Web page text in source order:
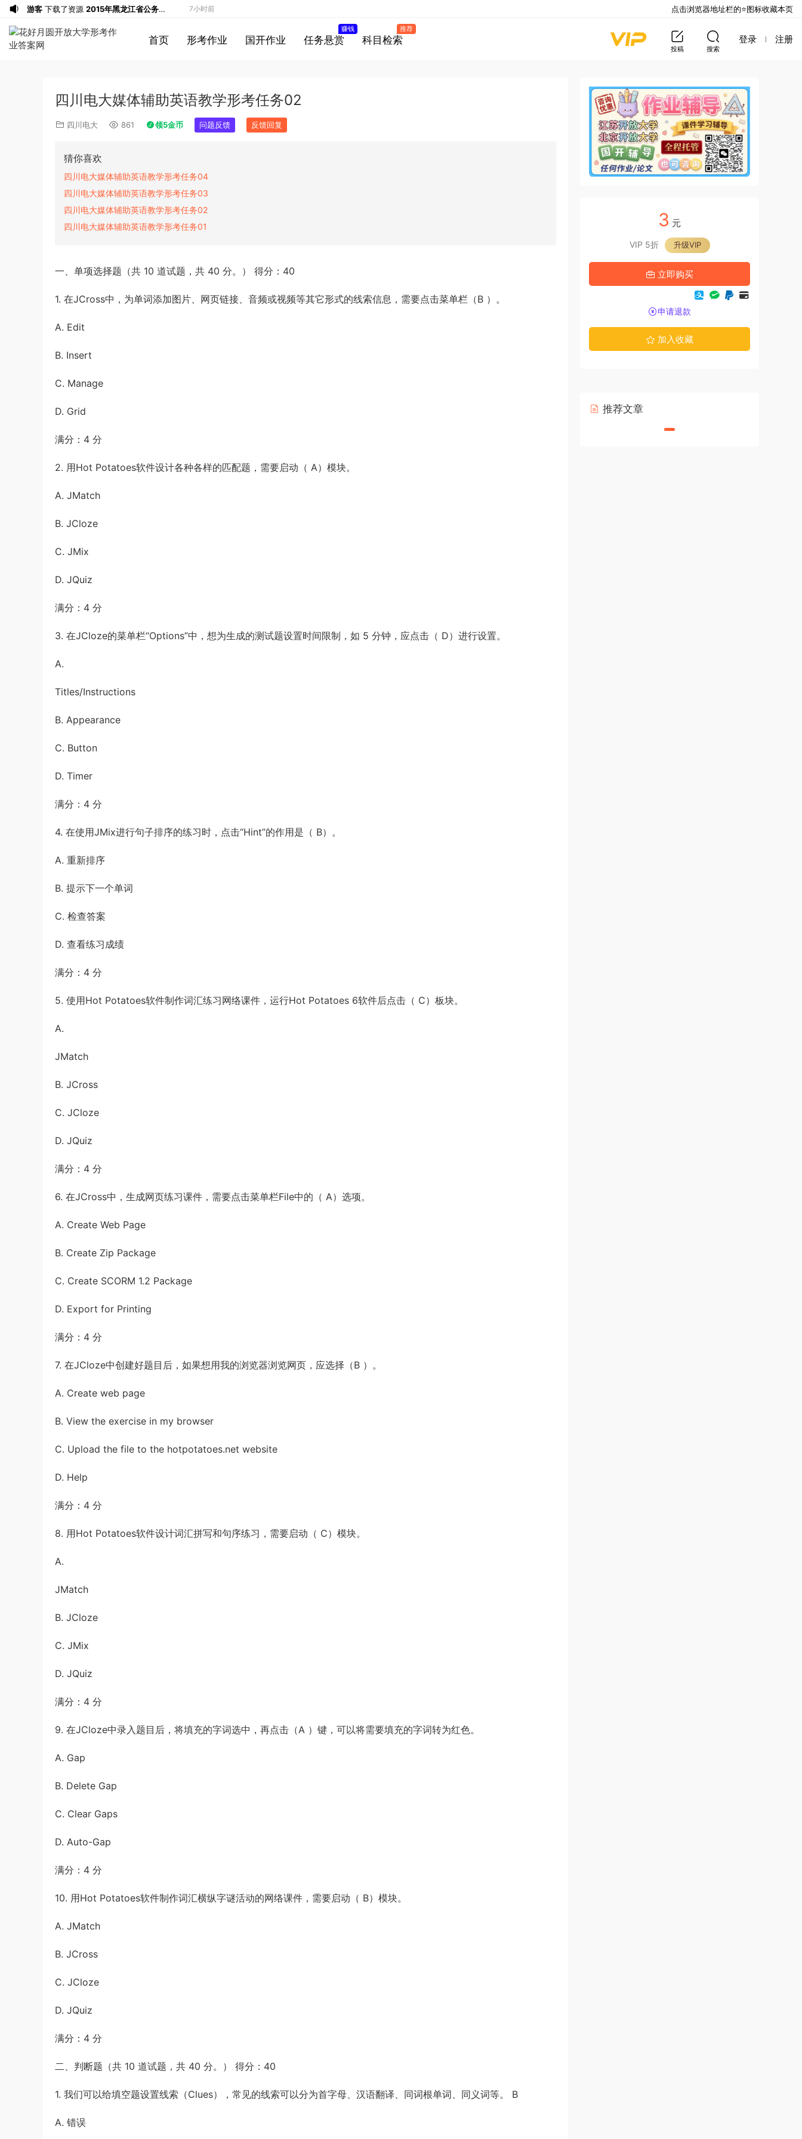
首页 形考作业 国开作业 任务悬赏
赚钱
科目检索
推荐
投稿 搜索
登录 注册
四川电大媒体辅助英语教学形考任务02
四川电大 861 领5金币 问题反馈 反馈回复
猜你喜欢
四川电大媒体辅助英语教学形考任务04
四川电大媒体辅助英语教学形考任务03
四川电大媒体辅助英语教学形考任务02
四川电大媒体辅助英语教学形考任务01
一、单项选择题（共 10 道试题，共 40 分。） 得分：40
1. 在JCross中，为单词添加图片、网页链接、音频或视频等其它形式的线索信息，需要点击菜单栏（B ）。
A. Edit
B. Insert
C. Manage
D. Grid
满分：4 分
2. 用Hot Potatoes软件设计各种各样的匹配题，需要启动（ A）模块。
A. JMatch
B. JCloze
C. JMix
D. JQuiz
满分：4 分
3. 在JCloze的菜单栏“Options”中，想为生成的测试题设置时间限制，如 5 分钟，应点击（ D）进行设置。
A.
Titles/Instructions
B. Appearance
C. Button
D. Timer
满分：4 分
4. 在使用JMix进行句子排序的练习时，点击“Hint”的作用是（ B）。
A. 重新排序
B. 提示下一个单词
C. 检查答案
D. 查看练习成绩
满分：4 分
5. 使用Hot Potatoes软件制作词汇练习网络课件，运行Hot Potatoes 6软件后点击（ C）板块。
A.
JMatch
B. JCross
C. JCloze
D. JQuiz
满分：4 分
6. 在JCross中，生成网页练习课件，需要点击菜单栏File中的（ A）选项。
A. Create Web Page
B. Create Zip Package
C. Create SCORM 1.2 Package
D. Export for Printing
满分：4 分
7. 在JCloze中创建好题目后，如果想用我的浏览器浏览网页，应选择（B ）。
A. Create web page
B. View the exercise in my browser
C. Upload the file to the hotpotatoes.net website
D. Help
满分：4 分
8. 用Hot Potatoes软件设计词汇拼写和句序练习，需要启动（ C）模块。
A.
JMatch
B. JCloze
C. JMix
D. JQuiz
满分：4 分
9. 在JCloze中录入题目后，将填充的字词选中，再点击（A ）键，可以将需要填充的字词转为红色。
A. Gap
B. Delete Gap
C. Clear Gaps
D. Auto-Gap
满分：4 分
10. 用Hot Potatoes软件制作词汇横纵字谜活动的网络课件，需要启动（ B）模块。
A. JMatch
B. JCross
C. JCloze
D. JQuiz
满分：4 分
二、判断题（共 10 道试题，共 40 分。） 得分：40
1. 我们可以给填空题设置线索（Clues），常见的线索可以分为首字母、汉语翻译、同词根单词、同义词等。 B
A. 错误
3 元
VIP 5折 升级VIP
立即购买
申请退款
加入收藏
推荐文章
游客 下载了资源 2015年黑龙江省公务员
录用考试《行测》真题（公检法卷）答案
及解析
7小时前
1*******登录了本站
u******* 8小时前
a*******购买了资源代寫國立空中大學
9小时前
10小时前
《行测》真题（县级）答案及解析
11小时前
下载了资源
2004年广东公务员考试
從起床到就寢，用大腦喜歡的模式，活出
創意、健康與生產力的最高生活法
下载了资源 順著大腦來生活：
從起床到就寢，用大腦喜歡的模式，活出
創意、健康與生產力的最高生活法
11小时前
购买了资源順著大腦來生活：
從起床到就寢，用大腦喜歡的模式，活出
11小时前
下载了资源2017年新疆兵团公务员
26分钟前
《申论》题（广西B卷）及参考答案
登录了本站 6小时前
点击浏览器地址栏的⭐图标收藏本页